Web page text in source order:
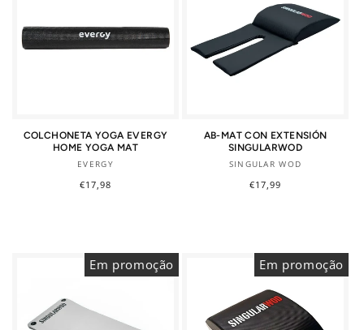
COLCHONETA YOGA EVERGY
HOME YOGA MAT
Fornecedor:
EVERGY
Preço
€17,98
AB-MAT CON EXTENSIÓN
SINGULARWOD
Fornecedor:
SINGULAR WOD
Preço
€17,99
Em promoção Em promoção